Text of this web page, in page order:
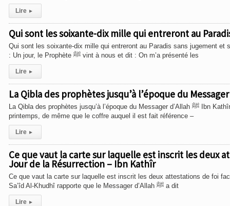
Lire ▸
Qui sont les soixante-dix mille qui entreront au
Qui sont les soixante-dix mille qui entreront au Paradis sans jugement
: Un jour, le Prophète ﷺ vint à nous et dit : On m’a présenté les
Lire ▸
La Qibla des prophètes jusqu’à l’époque du Messager d’Allah ﷺ Ibn Kathîr Ce dôme fut élevé le premier jour de leur calendrier, le premier jour du
printemps, de même que le coffre auquel il est fait référence –
Lire ▸
Ce que vaut la carte sur laquelle est inscrit les deux
Jour de la Résurrection – Ibn Kathîr
Ce que vaut la carte sur laquelle est inscrit les deux attestations de foi
Sa’îd Al-Khudhî rapporte que le Messager d’Allah ﷺ a dit
Lire ▸